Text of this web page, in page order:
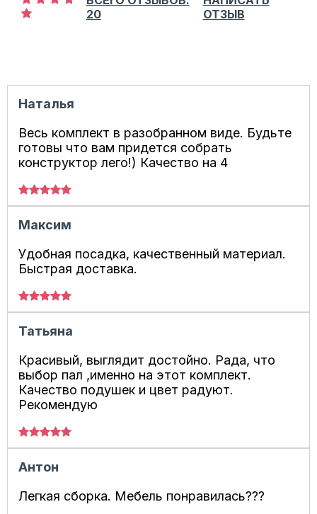
20
ОТЗЫВ
Наталья
Весь комплект в разобранном виде. Будьте
готовы что вам придется собрать
конструктор лего!) Качество на 4
Максим
Удобная посадка, качественный материал.
Быстрая доставка.
Татьяна
Красивый, выглядит достойно. Рада, что
выбор пал ,именно на этот комплект.
Качество подушек и цвет радуют.
Рекомендую
Антон
Легкая сборка. Мебель понравилась???